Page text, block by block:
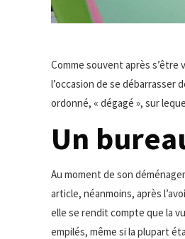
Comme souvent après
l’occasion de se débarrasser
ordonné, « dégagé », sur
Un
Au moment de son
article, néanmoins, après
elle se rendit compte que la
empilés, même si la plupart